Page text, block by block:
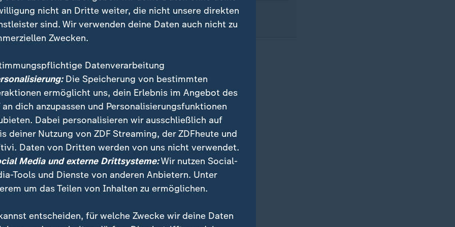
WhatsApp-Channel.
Sie Events live
im Livestream
Sendung verpasst?
:
nicht an Dritte weiter, die nicht unsere direkten
sind. Wir verwenden deine Daten auch nicht zu
Zwecken.
Datenverarbeitung
Die Speicherung von bestimmten
ermöglicht uns, dein Erlebnis im Angebot des
an dich anzupassen und Personalisierungsfunktionen
Dabei personalisieren wir ausschließlich auf
deiner Nutzung von ZDF Streaming, der ZDFheute und
Daten von Dritten werden von uns nicht verwendet.
Media und externe Drittsysteme:Wir nutzen Social-
Tools und Dienste von anderen Anbietern. Unter
um das Teilen von Inhalten zu ermöglichen.
entscheiden, für welche Zwecke wir deine Daten